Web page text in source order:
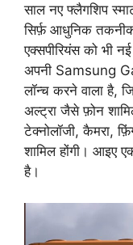
साल नए फ्लैगशिप
सिर्फ़ आधुनिक
एक्सपीरियंस को भी
अपनी Samsung
लॉन्च करने वाला है,
अल्ट्रा जैसे फ़ोन
टेक्नोलॉजी, कैमरा,
शामिल होंगी। आइए
है।